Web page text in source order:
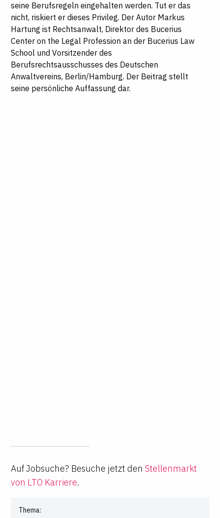
seine Berufsregeln eingehalten werden. Tut er das
nicht, riskiert er dieses Privileg. Der Autor Markus
Hartung ist Rechtsanwalt, Direktor des Bucerius
Center on the Legal Profession an der Bucerius Law
School und Vorsitzender des
Berufsrechtsausschusses des Deutschen
Anwaltvereins, Berlin/Hamburg. Der Beitrag stellt
seine persönliche Auffassung dar.
Auf Jobsuche? Besuche jetzt den Stellenmarkt
von LTO Karriere.
Thema: